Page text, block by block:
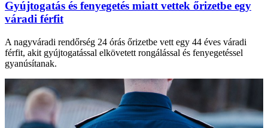
Gyújtogatás és fenyegetés miatt vettek őrizetbe egy
váradi férfit
A nagyváradi rendőrség 24 órás őrizetbe vett egy 44 éves váradi
férfit, akit gyújtogatással elkövetett rongálással és fenyegetéssel
gyanúsítanak.